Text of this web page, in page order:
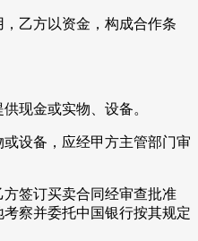
方以资金，构成合作条
现金或实物、设备。
备，应经甲方主管部门审
订买卖合同经审查批准
察并委托中国银行按其规定